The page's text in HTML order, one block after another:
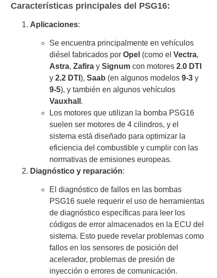
Características principales del PSG16:
Aplicaciones:
Se encuentra principalmente en vehículos
diésel fabricados porOpel (como elVectra,
Astra,Zafira ySignum con motores2.0 DTI
y2.2 DTI),Saab (en algunos modelos9-3 y
9-5), y también en algunos vehículos
Vauxhall .
Los motores que utilizan la bomba PSG16
suelen ser motores de 4 cilindros, y el
sistema está diseñado para optimizar la
eficiencia del combustible y cumplir con las
normativas de emisiones europeas.
Diagnóstico y reparación:
El diagnóstico de fallos en las bombas
PSG16 suele requerir el uso de herramientas
de diagnóstico específicas para leer los
códigos de error almacenados en la ECU del
sistema. Esto puede revelar problemas como
fallos en los sensores de posición del
acelerador, problemas de presión de
inyección o errores de comunicación.